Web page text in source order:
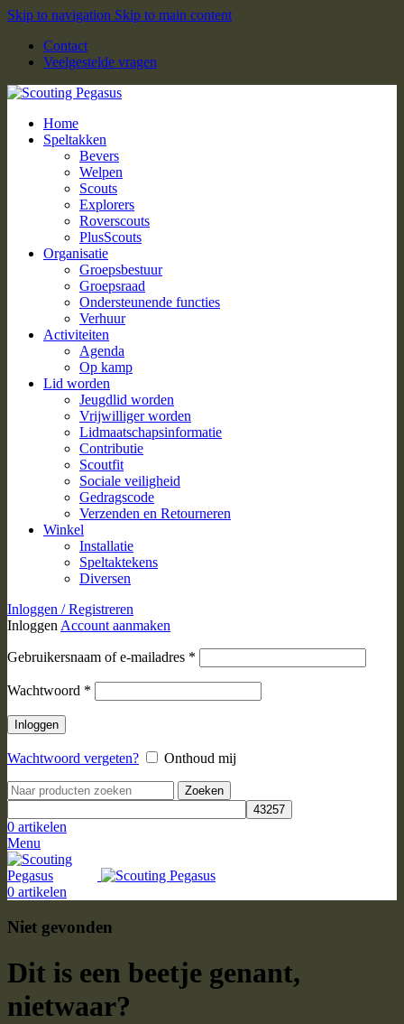
Skip to navigation Skip to main content
Contact
Veelgestelde vragen
Home
Speltakken
Bevers
Welpen
Scouts
Explorers
Roverscouts
PlusScouts
Organisatie
Groepsbestuur
Groepsraad
Ondersteunende functies
Verhuur
Activiteiten
Agenda
Op kamp
Lid worden
Jeugdlid worden
Vrijwilliger worden
Lidmaatschapsinformatie
Contributie
Scoutfit
Sociale veiligheid
Gedragscode
Verzenden en Retourneren
Winkel
Installatie
Speltaktekens
Diversen
Inloggen / Registreren
Inloggen Account aanmaken
Gebruikersnaam of e-mailadres *
Wachtwoord *
Inloggen
Wachtwoord vergeten? Onthoud mij
Zoeken
0 artikelen
Menu
0 artikelen
Niet gevonden
Dit is een beetje genant,
nietwaar?